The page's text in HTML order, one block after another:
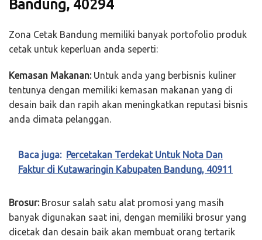
Bandung, 40294
Zona Cetak Bandung memiliki banyak portofolio produk
cetak untuk keperluan anda seperti:
Kemasan Makanan:Untuk anda yang berbisnis kuliner
tentunya dengan memiliki kemasan makanan yang di
desain baik dan rapih akan meningkatkan reputasi bisnis
anda dimata pelanggan.
Baca juga: Percetakan Terdekat Untuk Nota Dan
Faktur di Kutawaringin Kabupaten Bandung, 40911
Brosur:Brosur salah satu alat promosi yang masih
banyak digunakan saat ini, dengan memiliki brosur yang
dicetak dan desain baik akan membuat orang tertarik